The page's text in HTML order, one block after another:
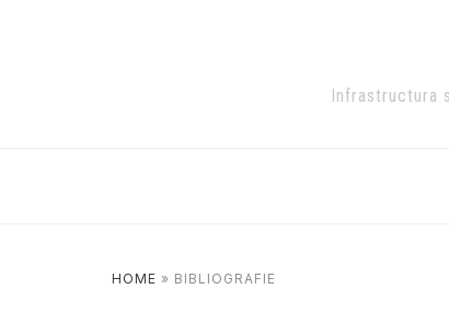
Infrastructura
HOME » BIBLIOGRAFIE